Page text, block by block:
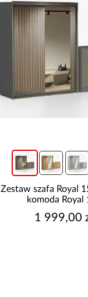
Zestaw szafa Royal
komoda Royal
1 999,00